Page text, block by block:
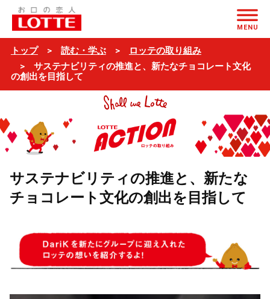
MENU
トップ 読む・学ぶ
ロッテの取り組み
サステナビリティの推進と、新たなチョコレート文化
の創出を目指して
サステナビリティの推進と、新たな
チョコレート文化の創出を目指して